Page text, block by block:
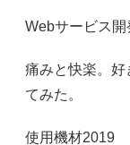
Webサービス
痛みと快楽。好
てみた。
使用機材2019